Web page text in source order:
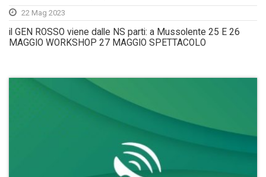
22 Mag 2023
il GEN ROSSO viene dalle NS parti: a Mussolente 25 E 26
MAGGIO WORKSHOP 27 MAGGIO SPETTACOLO